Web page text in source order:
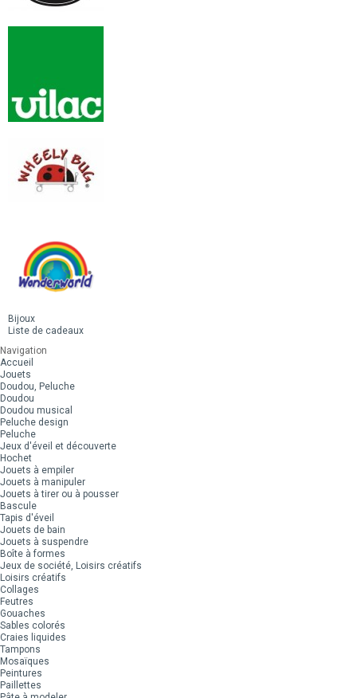
Bijoux
Liste de cadeaux
Navigation
Accueil
Jouets
Doudou, Peluche
Doudou
Doudou musical
Peluche design
Peluche
Jeux d'éveil et découverte
Hochet
Jouets à empiler
Jouets à manipuler
Jouets à tirer ou à pousser
Bascule
Tapis d'éveil
Jouets de bain
Jouets à suspendre
Boîte à formes
Jeux de société, Loisirs créatifs
Loisirs créatifs
Collages
Feutres
Gouaches
Sables colorés
Craies liquides
Tampons
Mosaïques
Peintures
Paillettes